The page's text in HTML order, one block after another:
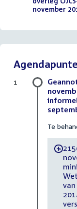
november
Te
-
van
1